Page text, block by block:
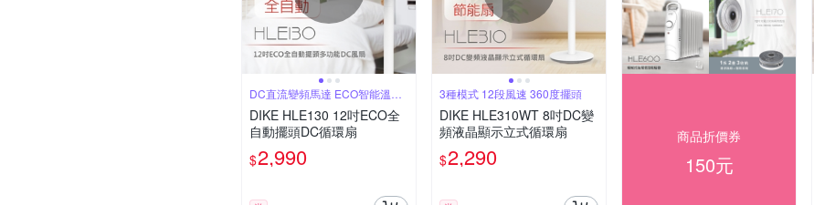
DC直流變頻馬達 ECO智能溫度
感知
DIKE HLE130 12吋ECO全
自動擺頭DC循環扇
$2,990
3種模式 12段風速 360度擺頭
DIKE HLE310WT 8吋DC變
頻液晶顯示立式循環扇
$2,290
商品折價券
150元